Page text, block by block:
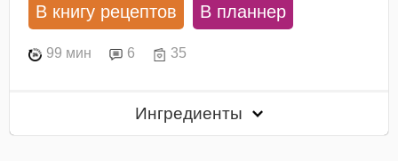
В книгу рецептов В планнер
99 мин 6 35
Ингредиенты